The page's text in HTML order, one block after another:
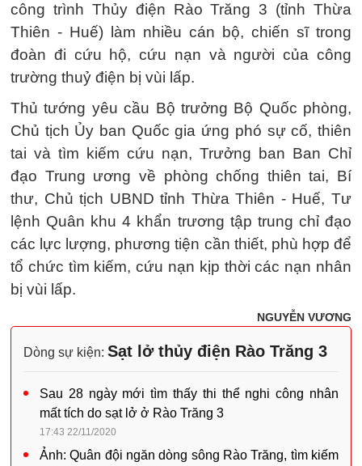
công trình Thủy điện Rào Trăng 3 (tỉnh Thừa
Thiên - Huế) làm nhiều cán bộ, chiến sĩ trong
đoàn đi cứu hộ, cứu nạn và người của công
trường thuỷ điện bị vùi lấp.
Thủ tướng yêu cầu Bộ trưởng Bộ Quốc phòng,
Chủ tịch Ủy ban Quốc gia ứng phó sự cố, thiên
tai và tìm kiếm cứu nạn, Trưởng ban Ban Chỉ
đạo Trung ương về phòng chống thiên tai, Bí
thư, Chủ tịch UBND tỉnh Thừa Thiên - Huế, Tư
lệnh Quân khu 4 khẩn trương tập trung chỉ đạo
các lực lượng, phương tiện cần thiết, phù hợp để
tổ chức tìm kiếm, cứu nạn kịp thời các nạn nhân
bị vùi lấp.
NGUYỄN VƯƠNG
Dòng sự kiện: Sạt lở thủy điện Rào Trăng 3
Sau 28 ngày mới tìm thấy thi thể nghi công nhân
mất tích do sạt lở ở Rào Trăng 3
17:43 22/11/2020
Ảnh: Quân đội ngăn dòng sông Rào Trăng, tìm kiếm